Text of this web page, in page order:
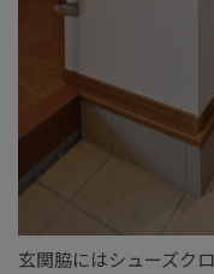
玄関脇にはシューズク